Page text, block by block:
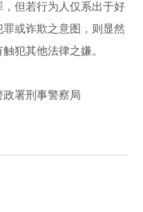
但若行为人仅系出于好
或诈欺之意图，则显然
犯其他法律之嫌。
政署刑事警察局